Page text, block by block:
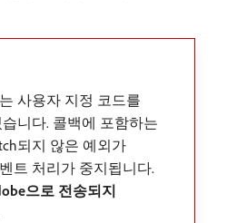
사용자 지정 코드를
니다. 콜백에 포함하는
되지 않은 예외가
트 처리가 중지됩니다.
으로 전송되지